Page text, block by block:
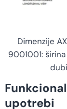
Dimenzije
9001001:
upotrebi